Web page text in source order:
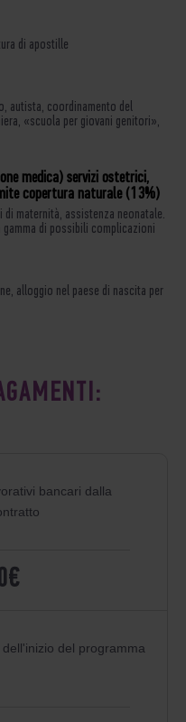
di apostille
autista, coordinamento del
«scuola per giovani genitori»,
medica) servizi ostetrici,
copertura naturale (13%)
di maternità, assistenza neonatale.
di possibili complicazioni
alloggio nel paese di nascita per
bancari dalla
del programma